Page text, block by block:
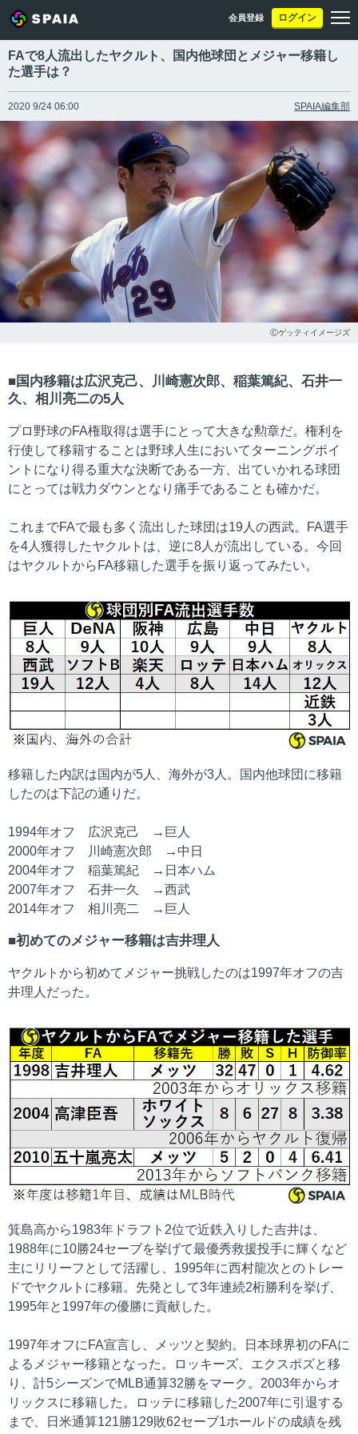
会員登録 ログイン
FAで8人流出したヤクルト、国内他球団とメジャー移籍し
た選手は？
2020 9/24 06:00 SPAIA編集部
Ⓒゲッティイメージズ
国内移籍は広沢克己、川崎憲次郎、稲葉篤紀、石井一
久、相川亮二の5人
プロ野球のFA権取得は選手にとって大きな勲章だ。権利を
行使して移籍することは野球人生においてターニングポイ
ントになり得る重大な決断である一方、出ていかれる球団
にとっては戦力ダウンとなり痛手であることも確かだ。
これまでFAで最も多く流出した球団は19人の西武。FA選手
を4人獲得したヤクルトは、逆に8人が流出している。今回
はヤクルトからFA移籍した選手を振り返ってみたい。
移籍した内訳は国内が5人、海外が3人。国内他球団に移籍
したのは下記の通りだ。
1994年オフ 広沢克己 →巨人
2000年オフ 川崎憲次郎 →中日
2004年オフ 稲葉篤紀 →日本ハム
2007年オフ 石井一久 →西武
2014年オフ 相川亮二 →巨人
初めてのメジャー移籍は吉井理人
ヤクルトから初めてメジャー挑戦したのは1997年オフの吉
井理人だった。
箕島高から1983年ドラフト2位で近鉄入りした吉井は、
1988年に10勝24セーブを挙げて最優秀救援投手に輝くなど
主にリリーフとして活躍し、1995年に西村龍次とのトレー
ドでヤクルトに移籍。先発として3年連続2桁勝利を挙げ、
1995年と1997年の優勝に貢献した。
1997年オフにFA宣言し、メッツと契約。日本球界初のFAに
よるメジャー移籍となった。ロッキーズ、エクスポズと移
り、計5シーズンでMLB通算32勝をマーク。2003年からオ
リックスに移籍した。ロッテに移籍した2007年に引退する
まで、日米通算121勝129敗62セーブ1ホールドの成績を残